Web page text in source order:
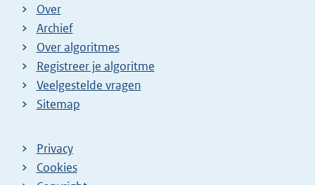
Over
Archief
Over algoritmes
Registreer je algoritme
Veelgestelde vragen
Sitemap
Privacy
Cookies